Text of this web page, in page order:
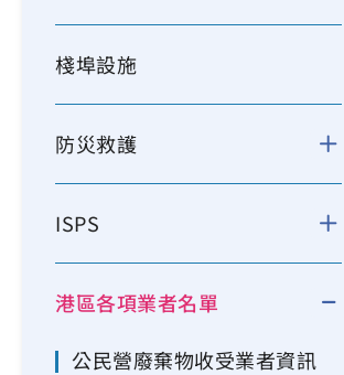
棧埠設施
防災救護
ISPS
港區各項業者名單
公民營廢棄物收受業者資訊